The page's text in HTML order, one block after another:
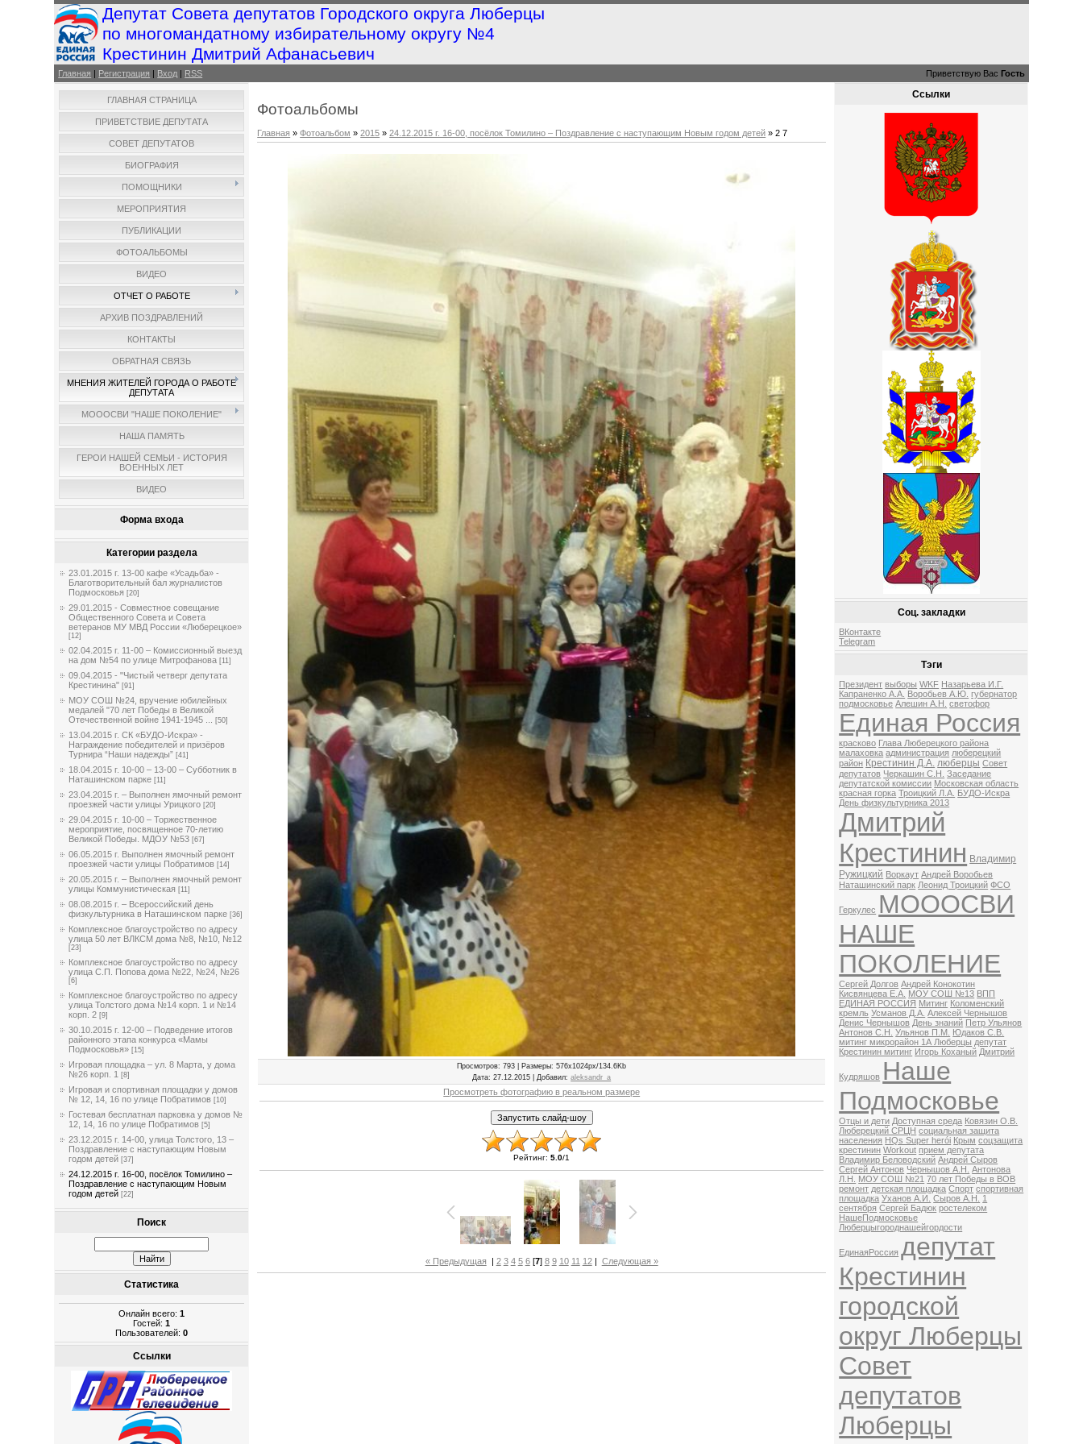
Депутат Совета депутатов Городского округа Люберцы
по многомандатному избирательному округу №4
Крестинин Дмитрий Афанасьевич
Главная | Регистрация | Вход | RSS Приветствую Вас Гость
ГЛАВНАЯ СТРАНИЦА
ПРИВЕТСТВИЕ ДЕПУТАТА
СОВЕТ ДЕПУТАТОВ
БИОГРАФИЯ
ПОМОЩНИКИ
МЕРОПРИЯТИЯ
ПУБЛИКАЦИИ
ФОТОАЛЬБОМЫ
ВИДЕО
ОТЧЕТ О РАБОТЕ
АРХИВ ПОЗДРАВЛЕНИЙ
КОНТАКТЫ
ОБРАТНАЯ СВЯЗЬ
МНЕНИЯ ЖИТЕЛЕЙ ГОРОДА О РАБОТЕ
ДЕПУТАТА
МОООСВИ "НАШЕ ПОКОЛЕНИЕ"
НАША ПАМЯТЬ
ГЕРОИ НАШЕЙ СЕМЬИ - ИСТОРИЯ
ВОЕННЫХ ЛЕТ
ВИДЕО
Форма входа
Категории раздела
23.01.2015 г. 13-00 кафе «Усадьба» -
Благотворительный бал журналистов
Подмосковья [20]
29.01.2015 - Совместное совещание
Общественного Совета и Совета
ветеранов МУ МВД России «Люберецкое»
[12]
02.04.2015 г. 11-00 – Комиссионный выезд
на дом №54 по улице Митрофанова [11]
09.04.2015 - "Чистый четверг депутата
Крестинина" [91]
МОУ СОШ №24, вручение юбилейных
медалей "70 лет Победы в Великой
Отечественной войне 1941-1945 ...
[50]
13.04.2015 г. СК «БУДО-Искра» -
Награждение победителей и призёров
Турнира “Наши надежды” [41]
18.04.2015 г. 10-00 – 13-00 – Субботник в
Наташинском парке [11]
23.04.2015 г. – Выполнен ямочный ремонт
проезжей части улицы Урицкого [20]
29.04.2015 г. 10-00 – Торжественное
мероприятие, посвященное 70-летию
Великой Победы. МДОУ №53 [67]
06.05.2015 г. Выполнен ямочный ремонт
проезжей части улицы Побратимов [14]
20.05.2015 г. – Выполнен ямочный ремонт
улицы Коммунистическая [11]
08.08.2015 г. – Всероссийский день
физкультурника в Наташинском парке [36]
Комплексное благоустройство по адресу
улица 50 лет ВЛКСМ дома №8, №10, №12
[23]
Комплексное благоустройство по адресу
улица С.П. Попова дома №22, №24, №26
[6]
Комплексное благоустройство по адресу
улица Толстого дома №14 корп. 1 и №14
корп. 2 [9]
30.10.2015 г. 12-00 – Подведение итогов
районного этапа конкурса «Мамы
Подмосковья» [15]
Игровая площадка – ул. 8 Марта, у дома
№26 корп. 1 [8]
Игровая и спортивная площадки у домов
№ 12, 14, 16 по улице Побратимов [10]
Гостевая бесплатная парковка у домов №
12, 14, 16 по улице Побратимов [5]
23.12.2015 г. 14-00, улица Толстого, 13 –
Поздравление с наступающим Новым
годом детей [37]
24.12.2015 г. 16-00, посёлок Томилино –
Поздравление с наступающим Новым
годом детей [22]
Поиск
Статистика
Онлайн всего:1
Гостей:1
Пользователей:0
Ссылки
Фотоальбомы
Главная »Фотоальбом »2015 »24.12.2015 г. 16-00, посёлок Томилино – Поздравление с наступающим Новым годом детей » 2 7
Просмотров: 793 | Размеры: 576x1024px/134.6Kb
Дата: 27.12.2015 | Добавил:aleksandr_a
Просмотреть фотографию в реальном размере
Рейтинг: 5.0/1
« Предыдущая | 2 3 4 5 6[7] 8 9 10 11 12| Следующая »
Ссылки
Соц. закладки
ВКонтакте
Telegram
Тэги
Президент выборы WKF Назарьева И.Г.
Капраненко А.А. Воробьев А.Ю. губернатор
подмосковье Алешин А.Н. светофор
Единая Россия
красково Глава Люберецкого района
малаховка администрация люберецкий
район Крестинин Д.А. люберцы Совет
депутатов Черкашин С.Н.
Заседание
депутатской комиссии Московская область
красная горка Троицкий Л.А. БУДО-Искра
День физкультурника 2013
Дмитрий
Крестинин Владимир
Ружицкий Воркаут Андрей Воробьев
Наташинский парк Леонид Троицкий ФСО
Геркулес МОООСВИ
НАШЕ
ПОКОЛЕНИЕ
Сергей Долгов Андрей Конокотин
Кисвянцева Е.А. МОУ СОШ №13 ВПП
ЕДИНАЯ РОССИЯ Митинг Коломенский
кремль Усманов Д.А. Алексей Чернышов
Денис Чернышов День знаний Петр Ульянов
Антонов С.Н.
Ульянов П.М. Юдаков С.В.
митинг микрорайон 1А Люберцы депутат
Крестинин митинг Игорь Коханый Дмитрий
Кудряшов Наше
Подмосковье
Отцы и дети Доступная среда Ковязин О.В.
Люберецкий СРЦН социальная защита
населения HQs Super herói Крым соцзащита
крестинин Workout прием депутата
Владимир Беловодский Андрей Сыров
Сергей Антонов Чернышов А.Н.
Антонова
Л.Н.
МОУ СОШ №21 70 лет Победы в ВОВ
ремонт детская площадка Спорт спортивная
площадка Уханов А.И. Сыров А.Н.
1
сентября Сергей Бадюк ростелеком
НашеПодмосковье
Люберцыгороднашейгордости
ЕдинаяРоссия депутат
Крестинин
городской
округ Люберцы
Совет
депутатов
Люберцы